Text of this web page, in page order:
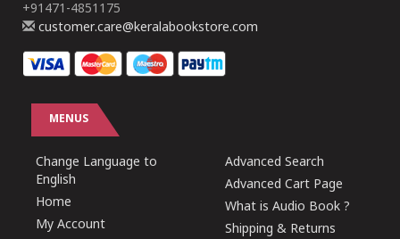
+91471-4851175
customer.care@keralabookstore.com
MENUS
Change Language to
English
Home
My Account
Advanced Search
Advanced Cart Page
What is Audio Book ?
Shipping & Returns